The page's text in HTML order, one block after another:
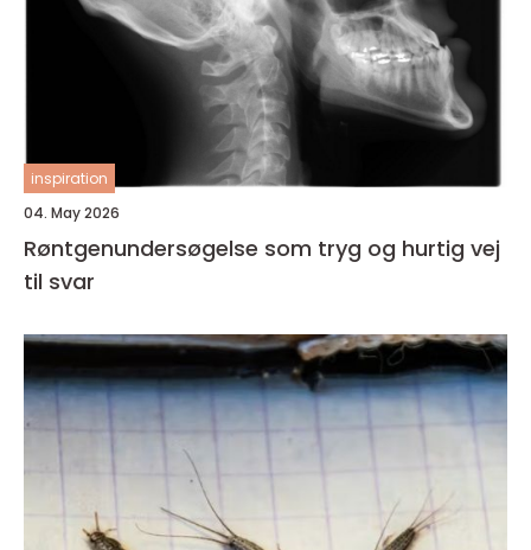
inspiration
04. May 2026
Røntgenundersøgelse som tryg og hurtig vej
til svar